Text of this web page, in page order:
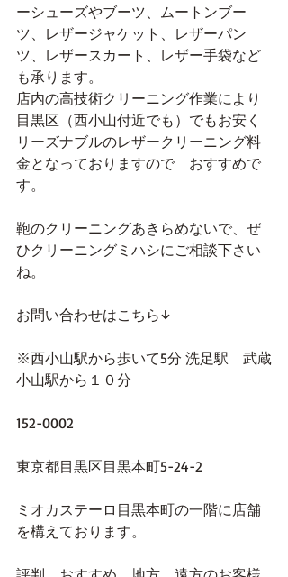
ーシューズやブーツ、ムートンブー
ツ、レザージャケット、レザーパン
ツ、レザースカート、レザー手袋など
も承ります。
店内の高技術クリーニング作業により
目黒区（西小山付近でも）でもお安く
リーズナブルのレザークリーニング料
金となっておりますので　おすすめで
す。
鞄のクリーニングあきらめないで、ぜ
ひクリーニングミハシにご相談下さい
ね。
お問い合わせはこちら↓
※西小山駅から歩いて5分 洗足駅　武蔵
小山駅から１０分
152-0002
東京都目黒区目黒本町5-24-2
ミオカステーロ目黒本町の一階に店舗
を構えております。